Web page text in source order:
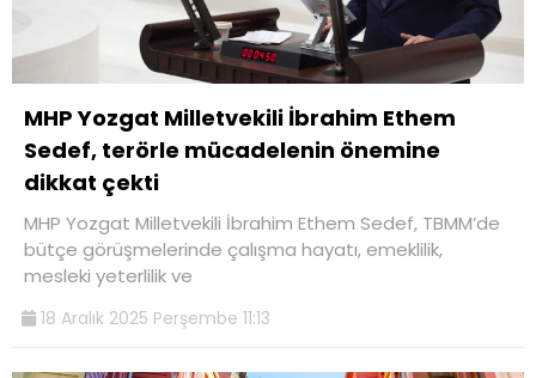
MHP Yozgat Milletvekili İbrahim Ethem
Sedef, terörle mücadelenin önemine
dikkat çekti
MHP Yozgat Milletvekili İbrahim Ethem Sedef, TBMM’de
bütçe görüşmelerinde çalışma hayatı, emeklilik,
mesleki yeterlilik ve
18 Aralık 2025 Perşembe 11:13